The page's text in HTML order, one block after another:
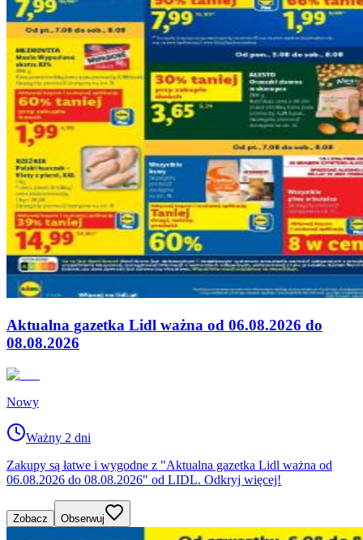
Aktualna gazetka Lidl ważna od 06.08.2026 do
08.08.2026
Nowy
Ważny 2 dni
Zakupy są łatwe i wygodne z "Aktualna gazetka Lidl ważna od
06.08.2026 do 08.08.2026" od LIDL. Odkryj więcej!
Zobacz Obserwuj